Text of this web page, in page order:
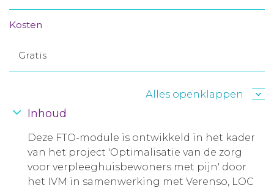
Kosten
Gratis
Alles openklappen
Inhoud
Deze FTO-module is ontwikkeld in het kader
van het project 'Optimalisatie van de zorg
voor verpleeghuisbewoners met pijn' door
het IVM in samenwerking met Verenso, LOC